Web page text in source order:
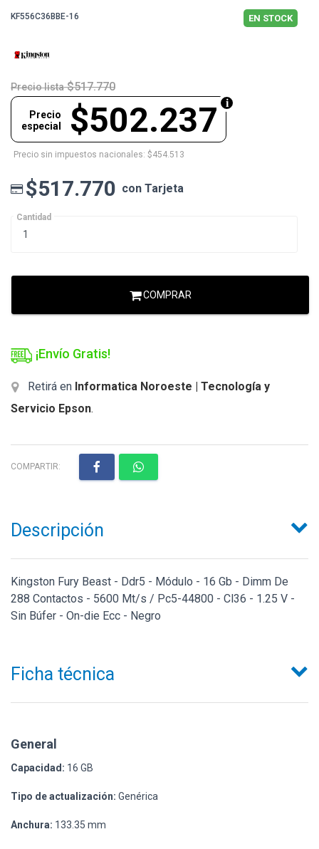
KF556C36BBE-16 EN STOCK
Precio lista $517.770
$502.237
Precio
especial
Precio sin impuestos nacionales: $454.513
$517.770 con Tarjeta
Cantidad
COMPRAR
¡Envío Gratis!
Retirá en Informatica Noroeste | Tecnología y
Servicio Epson.
COMPARTIR:
Descripción
Kingston Fury Beast - Ddr5 - Módulo - 16 Gb - Dimm De
288 Contactos - 5600 Mt/s / Pc5-44800 - Cl36 - 1.25 V -
Sin Búfer - On-die Ecc - Negro
Ficha técnica
General
Capacidad: 16 GB
Tipo de actualización: Genérica
Anchura: 133.35 mm